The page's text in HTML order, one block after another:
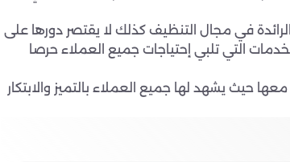
في مجال التنظيف كذلك لا يقتصر دورها على
التي تلبي إحتياجات جميع العملاء حرصا
حيث يشهد لها جميع العملاء بالتميز والابتكار